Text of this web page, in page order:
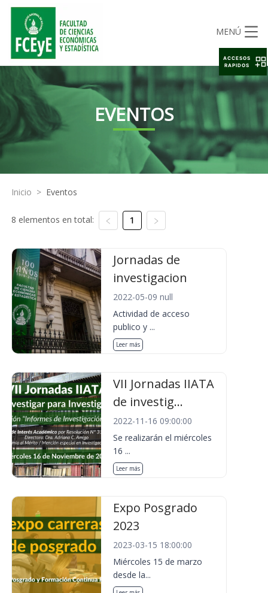
MENÚ
EVENTOS
Inicio > Eventos
8 elementos en total: 1
Jornadas de
investigacion
2022-05-09 null
Actividad de acceso
publico y ...
Leer más
VII Jornadas IIATA
de investig...
2022-11-16 09:00:00
Se realizarán el miércoles
16 ...
Leer más
Expo Posgrado
2023
2023-03-15 18:00:00
Miércoles 15 de marzo
desde la...
ACCESOS
RAPIDOS